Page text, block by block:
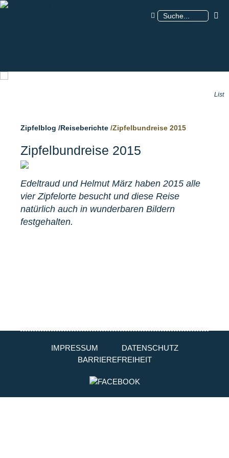
Suche ⏸
List
Zipfelblog /Reiseberichte /Zipfelbundreise 2015
Zipfelbundreise 2015
Edeltraud und Helmut März haben 2015 alle
vier Zipfelorte besucht und diese Reise
natürlich auch in wunderbaren Bildern
festgehalten.
IMPRESSUM
DATENSCHUTZ
BARRIEREFREIHEIT